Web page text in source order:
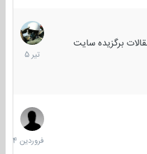
برگزیده سایت
16
تیر
1405
29
فروردین
1404